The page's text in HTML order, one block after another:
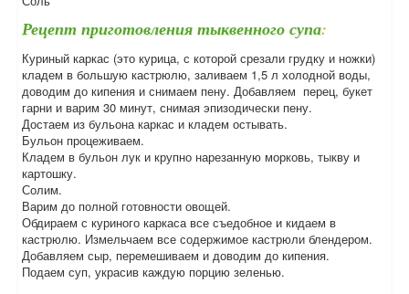
Рецепт приготовления тыквенного супа:
Куриный каркас (это курица, с которой срезали грудку и ножки)
кладем в большую кастрюлю, заливаем 1,5 л холодной воды,
доводим до кипения и снимаем пену. Добавляем перец, букет
гарни и варим 30 минут, снимая эпизодически пену.
Достаем из бульона каркас и кладем остывать.
Бульон процеживаем.
Кладем в бульон лук и крупно нарезанную морковь, тыкву и
картошку.
Солим.
Варим до полной готовности овощей.
Обдираем с куриного каркаса все съедобное и кидаем в
кастрюлю. Измельчаем все содержимое кастрюли блендером.
Добавляем сыр, перемешиваем и доводим до кипения.
Подаем суп, украсив каждую порцию зеленью.